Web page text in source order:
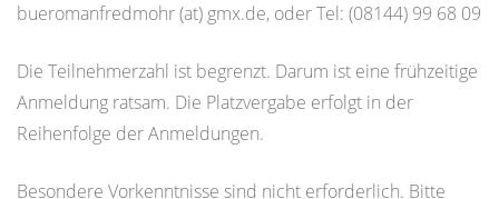
bueromanfredmohr (at) gmx.de, oder Tel: (08144) 99 68 09
Die Teilnehmerzahl ist begrenzt. Darum ist eine frühzeitige
Anmeldung ratsam. Die Platzvergabe erfolgt in der
Reihenfolge der Anmeldungen.
Besondere Vorkenntnisse sind nicht erforderlich. Bitte